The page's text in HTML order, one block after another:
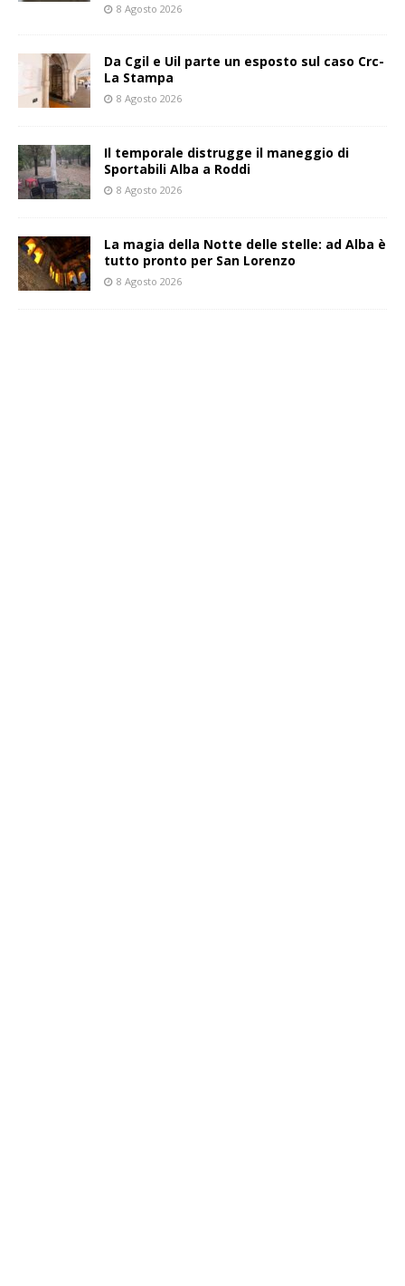
8 Agosto 2026
Da Cgil e Uil parte un esposto sul caso Crc-
La Stampa
8 Agosto 2026
Il temporale distrugge il maneggio di
Sportabili Alba a Roddi
8 Agosto 2026
La magia della Notte delle stelle: ad Alba è
tutto pronto per San Lorenzo
8 Agosto 2026